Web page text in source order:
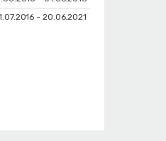
- 20.06.2021